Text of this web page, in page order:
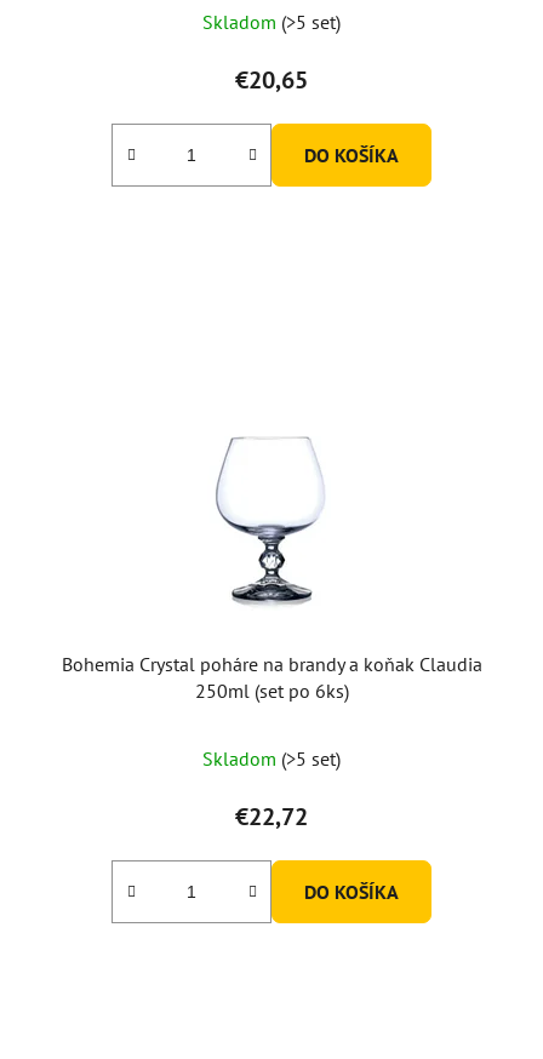
hodnotenie
produktu
je
5,0
Skladom (>5 set)
€20,65
DO KOŠÍKA
Bohemia Crystal poháre na brandy a koňak Claudia
250ml (set po 6ks)
hodnotenie
produktu
je
5,0
Skladom (>5 set)
€22,72
DO KOŠÍKA